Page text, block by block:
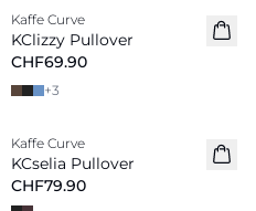
Neu
Kaffe Curve
KClizzy Pullover
CHF69.90
+3
Neu
Kaffe Curve
KCselia Pullover
CHF79.90